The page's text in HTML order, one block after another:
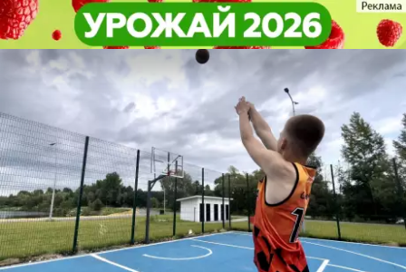
Пензенских баскетболистов ждет
турнир «Оранжевый мяч»
Спорт
Пензенских баскетболистов ждет
турнир «Оранжевый мяч»
Спорт
Другие новости
по теме
Погода и курсы
валют в Пензе